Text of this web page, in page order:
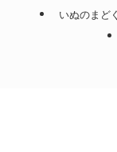
いぬのまど